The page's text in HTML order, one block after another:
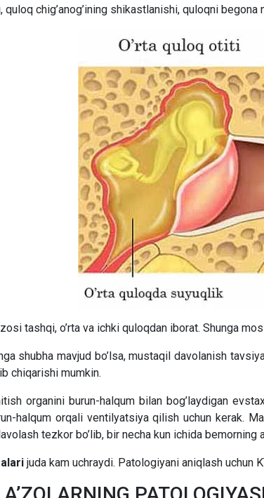
chig’anog’ining shikastlanishi, quloqni
tashqi, o’rta va ichki quloqdan iborat. Shunga
shubha mavjud bo’lsa, mustaqil davolanish
chiqarishi mumkin.
organini burun-halqum bilan bog’laydigan
halqum orqali ventilyatsiya qilish uchun kerak.
tezkor bo’lib, bir necha kun ichida bemorning
juda kam uchraydi. Patologiyani aniqlash uchun